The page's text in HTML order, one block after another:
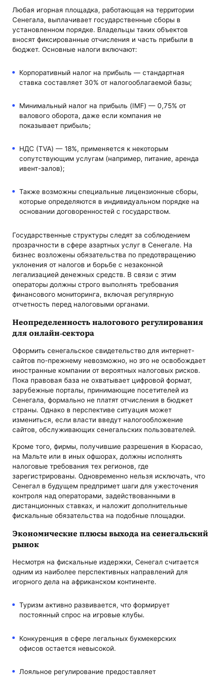
Любая игорная площадка, работающая на территории
Сенегала, выплачивает государственные сборы в
установленном порядке. Владельцы таких объектов
вносят фиксированные отчисления и часть прибыли в
бюджет. Основные налоги включают:
Корпоративный налог на прибыль — стандартная
ставка составляет 30% от налогооблагаемой базы;
Минимальный налог на прибыль (IMF) — 0,75% от
валового оборота, даже если компания не
показывает прибыль;
НДС (TVA) — 18%, применяется к некоторым
сопутствующим услугам (например, питание, аренда
ивент-залов);
Также возможны специальные лицензионные сборы,
которые определяются в индивидуальном порядке на
основании договоренностей с государством.
Государственные структуры следят за соблюдением
прозрачности в сфере азартных услуг в Сенегале. На
бизнес возложены обязательства по предотвращению
уклонения от налогов и борьбе с незаконной
легализацией денежных средств. В связи с этим
операторы должны строго выполнять требования
финансового мониторинга, включая регулярную
отчетность перед налоговыми органами.
Неопределенность налогового регулирования
для онлайн-сектора
Оформить сенегальское свидетельство для интернет-
сайтов по-прежнему невозможно, но это не освобождает
иностранные компании от вероятных налоговых рисков.
Пока правовая база не охватывает цифровой формат,
зарубежные порталы, принимающие посетителей из
Сенегала, формально не платят отчисления в бюджет
страны. Однако в перспективе ситуация может
измениться, если власти введут налогообложение
сайтов, обслуживающих сенегальских пользователей.
Кроме того, фирмы, получившие разрешения в Кюрасао,
на Мальте или в иных офшорах, должны исполнять
налоговые требования тех регионов, где
зарегистрированы. Одновременно нельзя исключать, что
Сенегал в будущем предпримет шаги для ужесточения
контроля над операторами, задействованными в
дистанционных ставках, и наложит дополнительные
фискальные обязательства на подобные площадки.
Экономические плюсы выхода на сенегальский
рынок
Несмотря на фискальные издержки, Сенегал считается
одним из наиболее перспективных направлений для
игорного дела на африканском континенте.
Туризм активно развивается, что формирует
постоянный спрос на игровые клубы.
Конкуренция в сфере легальных букмекерских
офисов остается невысокой.
Лояльное регулирование предоставляет